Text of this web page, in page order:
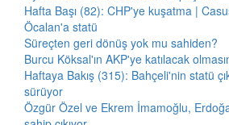
Hafta Başı (82): CHP'ye kuşatma |
Öcalan'a statü
Süreçten geri dönüş yok mu sahiden?
Burcu Köksal'ın AKP'ye katılacak
Haftaya Bakış (315): Bahçeli'nin statü
sürüyor
Özgür Özel ve Ekrem İmamoğlu,